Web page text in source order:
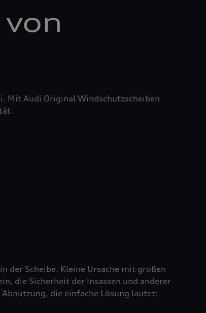
Mit Audi Original Windschutzscheiben
der Scheibe. Kleine Ursache mit großen
die Sicherheit der Insassen und anderer
die einfache Lösung lautet: